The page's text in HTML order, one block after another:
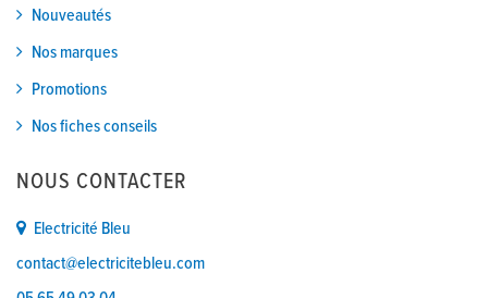
Nouveautés
Nos marques
Promotions
Nos fiches conseils
NOUS CONTACTER
Electricité Bleu
contact@electricitebleu.com